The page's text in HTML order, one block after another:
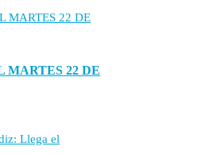
MARTES 22 DE